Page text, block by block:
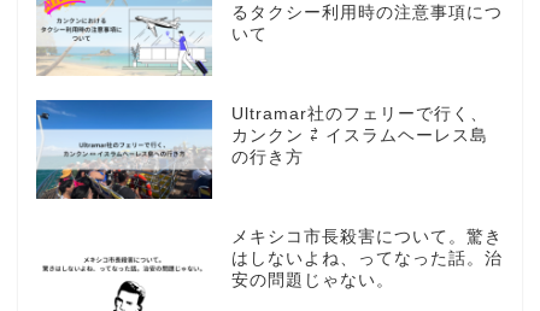
るタクシー利用時の注意事項につ
いて
Ultramar社のフェリーで行く、
カンクン ⇄ イスラムヘーレス島
の行き方
メキシコ市長殺害について。驚き
はしないよね、ってなった話。治
安の問題じゃない。